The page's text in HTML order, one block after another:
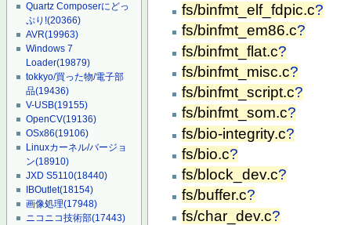
Quartz Composerにどっ
ぷり!(20366)
AVR(19963)
Windows 7
Loader(19879)
tokkyo/買った物/電子部
品(19436)
V-USB(19155)
OpenCV(19136)
OSx86(19106)
Linuxカーネル/バージョ
ン(18910)
JXD S5110(18440)
IBOutlet(18154)
画像処理(17948)
ニコニコ技術部(17443)
fs/binfmt_elf_fdpic.c?
fs/binfmt_em86.c?
fs/binfmt_flat.c?
fs/binfmt_misc.c?
fs/binfmt_script.c?
fs/binfmt_som.c?
fs/bio-integrity.c?
fs/bio.c?
fs/block_dev.c?
fs/buffer.c?
fs/char_dev.c?